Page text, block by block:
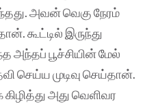
அவன் வெகு நேரம்
கூட்டில் இருந்து
அந்தப் பூச்சியின் மேல்
செய்ய முடிவு செய்தான்.
அது வெளிவர